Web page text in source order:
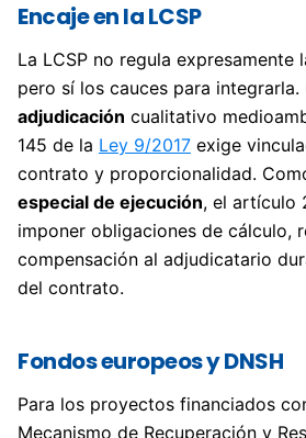
Encaje en la LCSP
La LCSP no regula expresamente
pero sí los cauces para integrarla.
adjudicación cualitativo
145 de la Ley 9/2017 exige
contrato y proporcionalidad.
especial de ejecución, el artículo
imponer obligaciones de cálculo,
compensación al adjudicatario
del contrato.
Fondos europeos y DNSH
Para los proyectos financiados
Mecanismo de Recuperación y